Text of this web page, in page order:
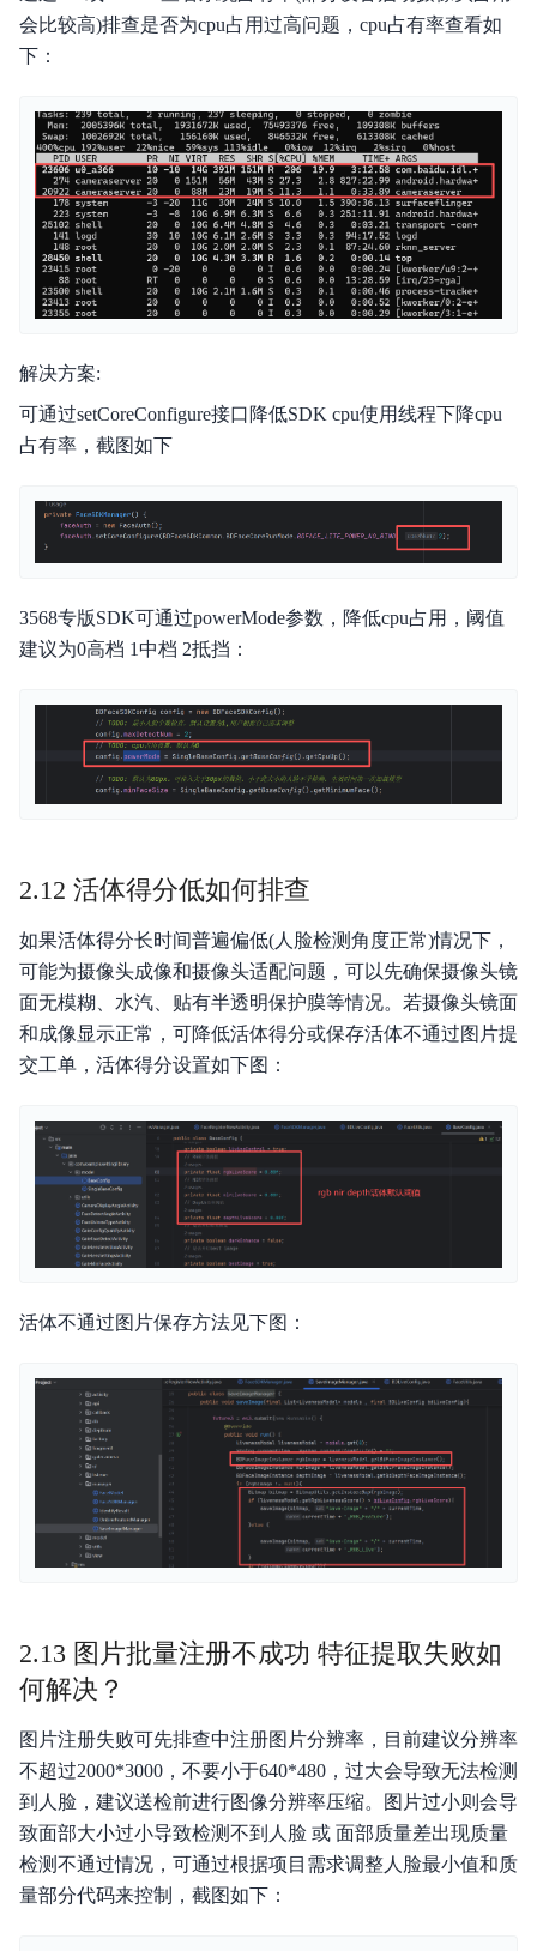
会比较高)排查是否为cpu占用过高问题，cpu占有率查看如
下：
解决方案:
可通过setCoreConfigure接口降低SDK cpu使用线程下降cpu
占有率，截图如下
3568专版SDK可通过powerMode参数，降低cpu占用，阈值
建议为0高档 1中档 2抵挡：
2.12 活体得分低如何排查
如果活体得分长时间普遍偏低(人脸检测角度正常)情况下，
可能为摄像头成像和摄像头适配问题，可以先确保摄像头镜
面无模糊、水汽、贴有半透明保护膜等情况。若摄像头镜面
和成像显示正常，可降低活体得分或保存活体不通过图片提
交工单，活体得分设置如下图：
活体不通过图片保存方法见下图：
2.13 图片批量注册不成功 特征提取失败如
何解决？
图片注册失败可先排查中注册图片分辨率，目前建议分辨率
不超过2000*3000，不要小于640*480，过大会导致无法检测
到人脸，建议送检前进行图像分辨率压缩。图片过小则会导
致面部大小过小导致检测不到人脸 或 面部质量差出现质量
检测不通过情况，可通过根据项目需求调整人脸最小值和质
量部分代码来控制，截图如下：